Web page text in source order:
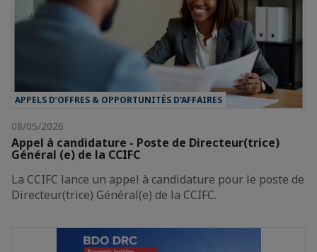
APPELS D’OFFRES & OPPORTUNITÉS D'AFFAIRES
08/05/2026
Appel à candidature - Poste de Directeur(trice)
Général (e) de la CCIFC
La CCIFC lance un appel à candidature pour le poste de
Directeur(trice) Général(e) de la CCIFC.